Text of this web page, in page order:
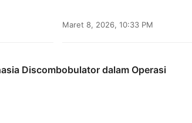
Maret 8, 2026, 10:33 PM
Discombobulator dalam Operasi